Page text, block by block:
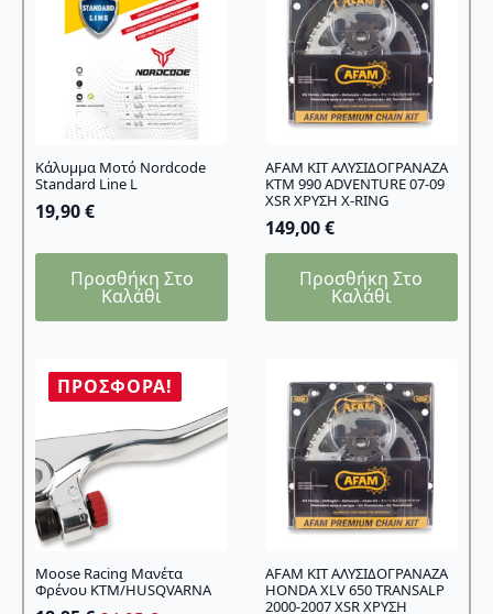
Kάλυμμα Mοτό Nordcode
Standard Line L
19,90€
Προσθήκη Στο
Καλάθι
AFAM KIT ΑΛΥΣΙΔΟΓΡΑΝΑΖΑ
KTM 990 ADVENTURE 07-09
XSR ΧΡΥΣΗ X-RING
149,00€
Προσθήκη Στο
Καλάθι
ΠΡΟΣΦΟΡΆ!
Moose Racing Μανέτα
Φρένου KTM/HUSQVARNA
AFAM KIT ΑΛΥΣΙΔΟΓΡΑΝΑΖΑ
HONDA XLV 650 TRANSALP
2000-2007 XSR ΧΡΥΣΗ